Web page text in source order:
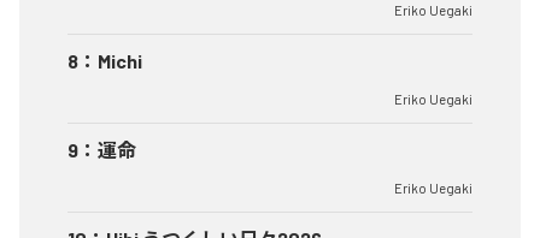
Eriko Uegaki
8 ： Michi
Eriko Uegaki
9 ： 運命
Eriko Uegaki